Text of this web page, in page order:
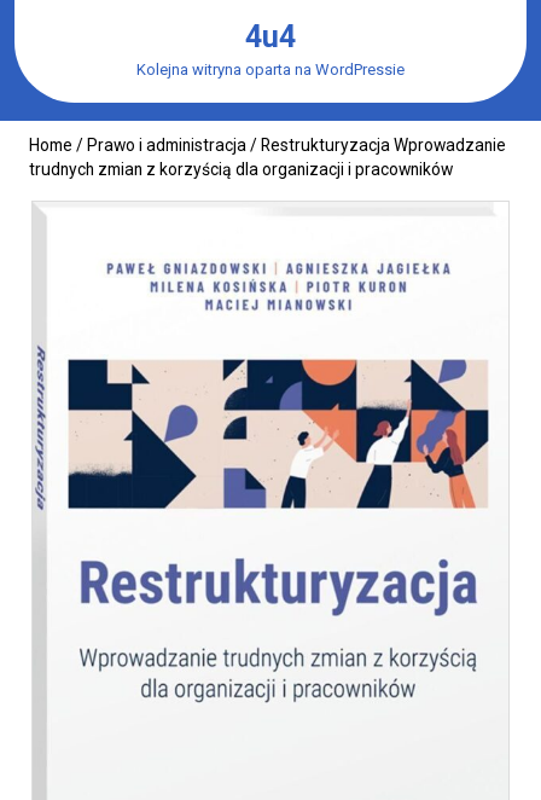
content
4u4
Kolejna witryna oparta na WordPressie
Home / Prawo i administracja / Restrukturyzacja Wprowadzanie
trudnych zmian z korzyścią dla organizacji i pracowników